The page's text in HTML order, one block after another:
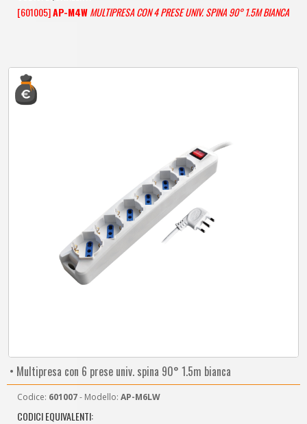
[601005]AP-M4WMULTIPRESA CON 4 PRESE UNIV. SPINA 90° 1.5M BIANCA
• Multipresa con 6 prese univ. spina 90° 1.5m bianca
Codice: 601007- Modello: AP-M6LW
CODICI EQUIVALENTI: